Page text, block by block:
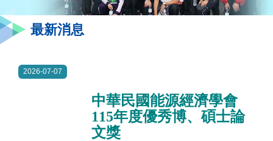
最新消息
2026-07-07
中華民國能源經濟學會
115年度優秀博、碩士論
文獎